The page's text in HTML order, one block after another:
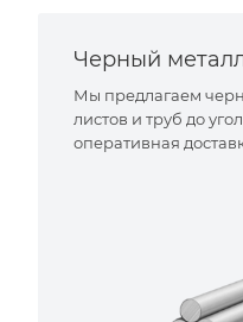
Черный
Мы предлагаем
листов и труб до
оперативная